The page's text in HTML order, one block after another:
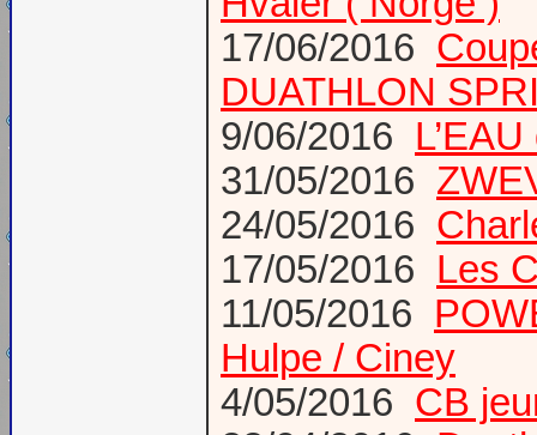
17/06/2016
DUATHLON
9/06/2016
31/05/2016
24/05/2016
17/05/2016 Les
11/05/2016
Hulpe / Ciney
4/05/2016 CB